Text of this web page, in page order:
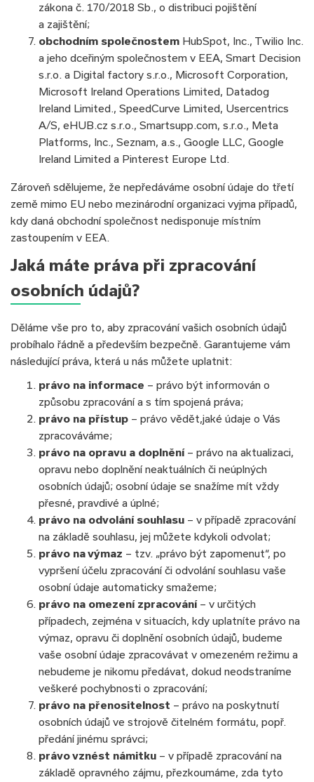
zákona č. 170/2018 Sb., o distribuci pojištění
a zajištění;
obchodním společnostem HubSpot, Inc., Twilio Inc.
a jeho dceřiným společnostem v EEA, Smart Decision
s.r.o. a Digital factory s.r.o., Microsoft Corporation,
Microsoft Ireland Operations Limited, Datadog
Ireland Limited., SpeedCurve Limited, Usercentrics
A/S, eHUB.cz s.r.o., Smartsupp.com, s.r.o., Meta
Platforms, Inc., Seznam, a.s., Google LLC, Google
Ireland Limited a Pinterest Europe Ltd.
Zároveň sdělujeme, že nepředáváme osobní údaje do třetí
země mimo EU nebo mezinárodní organizaci vyjma případů,
kdy daná obchodní společnost nedisponuje místním
zastoupením v EEA.
Jaká máte práva při zpracování
osobních údajů?
Děláme vše pro to, aby zpracování vašich osobních údajů
probíhalo řádně a především bezpečně. Garantujeme vám
následující práva, která u nás můžete uplatnit:
právo na informace – právo být informován o
způsobu zpracování a s tím spojená práva;
právo na přístup – právo vědět,jaké údaje o Vás
zpracováváme;
právo na opravu a doplnění– právo na aktualizaci,
opravu nebo doplnění neaktuálních či neúplných
osobních údajů; osobní údaje se snažíme mít vždy
přesné, pravdivé a úplné;
právo na odvolání souhlasu – v případě zpracování
na základě souhlasu, jej můžete kdykoli odvolat;
právo na výmaz – tzv. „právo být zapomenut“, po
vypršení účelu zpracování či odvolání souhlasu vaše
osobní údaje automaticky smažeme;
právo na omezení zpracování– v určitých
případech, zejména v situacích, kdy uplatníte právo na
výmaz, opravu či doplnění osobních údajů, budeme
vaše osobní údaje zpracovávat v omezeném režimu a
nebudeme je nikomu předávat, dokud neodstraníme
veškeré pochybnosti o zpracování;
právo na přenositelnost – právo na poskytnutí
osobních údajů ve strojově čitelném formátu, popř.
předání jinému správci;
právo vznést námitku – v případě zpracování na
základě opravného zájmu, přezkoumáme, zda tyto